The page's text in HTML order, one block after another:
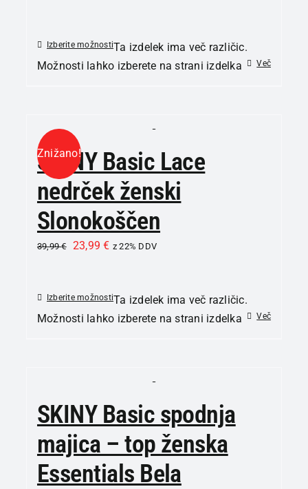
Izberite možnostiTa izdelek ima več različic.
Možnosti lahko izberete na strani izdelka
Več
Znižano!
SKINY Basic Lace
nedrček ženski
Slonokoščen
39,99€ 23,99€ z 22% DDV
Izberite možnostiTa izdelek ima več različic.
Možnosti lahko izberete na strani izdelka
Več
SKINY Basic spodnja
majica – top ženska
Essentials Bela